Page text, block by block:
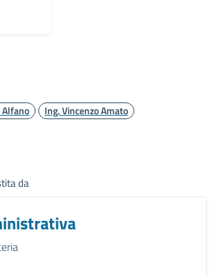
Alfano Ing. Vincenzo Amato
da